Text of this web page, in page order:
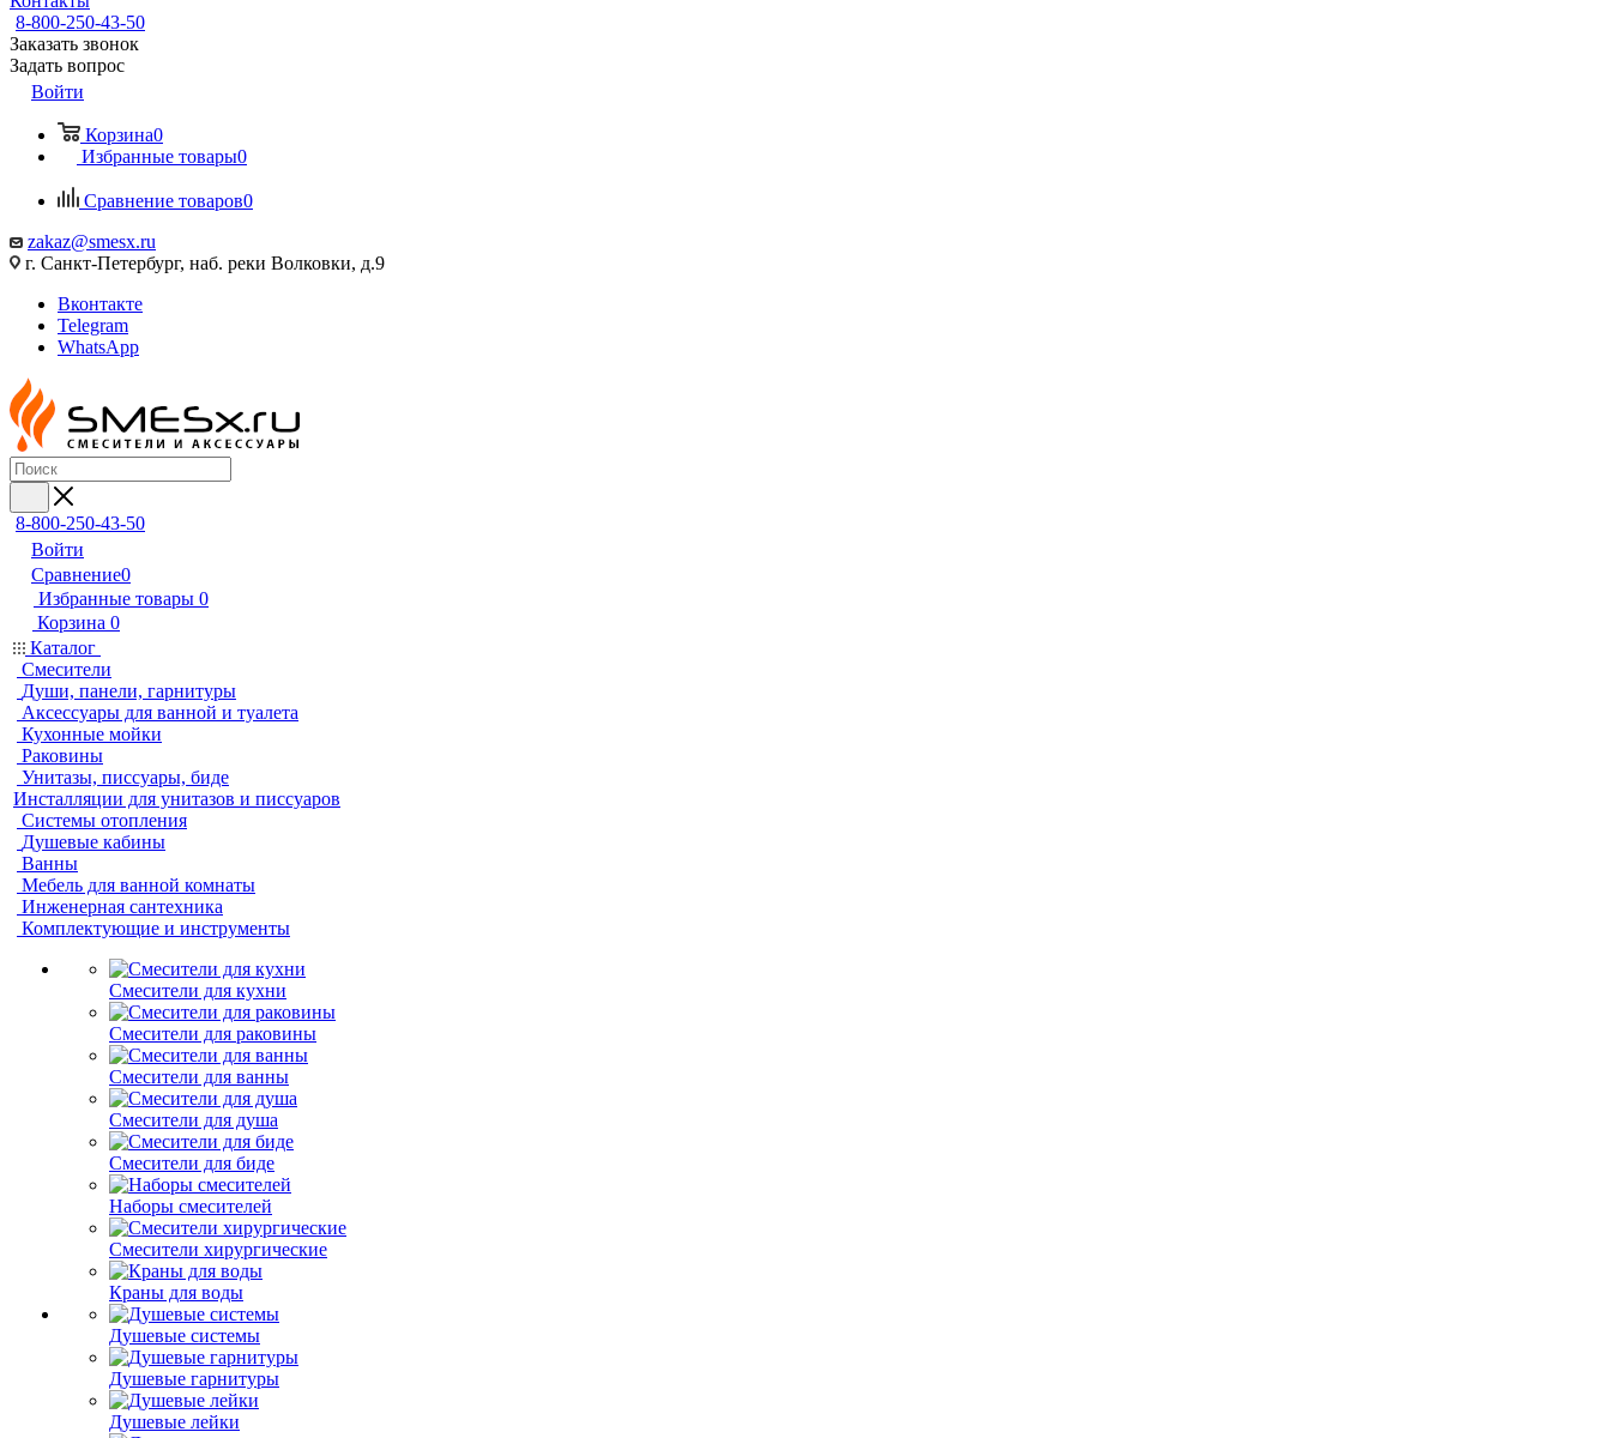
8-800-250-43-50
Заказать звонок
Задать вопрос
Войти
Корзина0
Избранные товары0
Сравнение товаров0
zakaz@smesx.ru
г. Санкт-Петербург, наб. реки Волковки, д.9
Вконтакте
Telegram
WhatsApp
8-800-250-43-50
Войти
Сравнение0
Избранные товары 0
Корзина 0
Каталог
Смесители
Души, панели, гарнитуры
Аксессуары для ванной и туалета
Кухонные мойки
Раковины
Унитазы, писсуары, биде
Инсталляции для унитазов и писсуаров
Системы отопления
Душевые кабины
Ванны
Мебель для ванной комнаты
Инженерная сантехника
Комплектующие и инструменты
Смесители для кухни
Смесители для раковины
Смесители для ванны
Смесители для душа
Смесители для биде
Наборы смесителей
Смесители хирургические
Краны для воды
Душевые системы
Душевые гарнитуры
Душевые лейки